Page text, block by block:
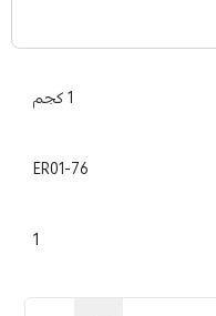
1 كجم
ER01-76
1